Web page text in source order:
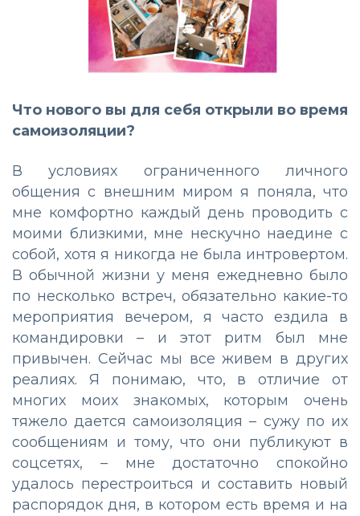
Что нового вы для себя открыли во время
самоизоляции?
В условиях ограниченного личного
общения с внешним миром я поняла, что
мне комфортно каждый день проводить с
моими близкими, мне нескучно наедине с
собой, хотя я никогда не была интровертом.
В обычной жизни у меня ежедневно было
по несколько встреч, обязательно какие-то
мероприятия вечером, я часто ездила в
командировки – и этот ритм был мне
привычен. Сейчас мы все живем в других
реалиях. Я понимаю, что, в отличие от
многих моих знакомых, которым очень
тяжело дается самоизоляция – сужу по их
сообщениям и тому, что они публикуют в
соцсетях, – мне достаточно спокойно
удалось перестроиться и составить новый
распорядок дня, в котором есть время и на